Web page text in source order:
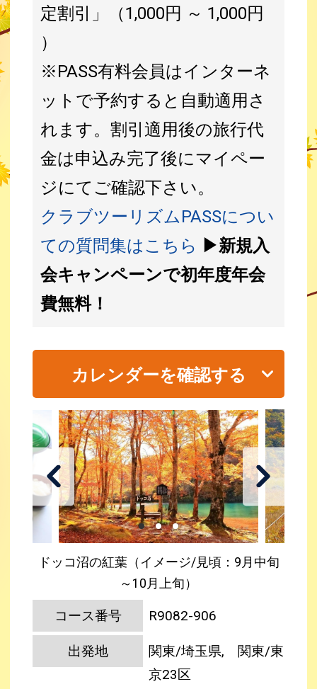
定割引」（1,000円 ～ 1,000円
）
※PASS有料会員はインターネ
ットで予約すると自動適用さ
れます。割引適用後の旅行代
金は申込み完了後にマイペー
ジにてご確認下さい。
クラブツーリズムPASSについ
ての質問集はこちら ▶新規入
会キャンペーンで初年度年会
費無料！
カレンダーを確認する
ドッコ沼の紅葉（イメージ/見頃：9月中旬
～10月上旬）
コース番号 R9082-906
出発地
関東/埼玉県, 関東/東
京23区